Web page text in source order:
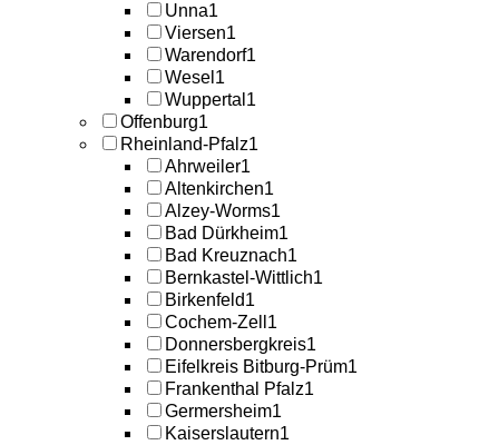
Unna1
Viersen1
Warendorf1
Wesel 1
Wuppertal 1
Offenburg1
Rheinland-Pfalz1
Ahrweiler1
Altenkirchen1
Alzey-Worms1
Bad Dürkheim1
Bad Kreuznach1
Bernkastel-Wittlich1
Birkenfeld1
Cochem-Zell 1
Donnersbergkreis1
Eifelkreis Bitburg-Prüm1
Frankenthal Pfalz1
Germersheim1
Kaiserslautern1